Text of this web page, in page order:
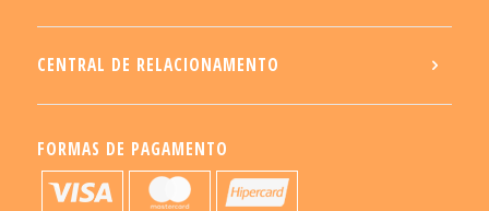
CENTRAL DE RELACIONAMENTO
FORMAS DE PAGAMENTO